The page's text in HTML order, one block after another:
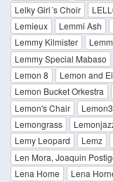
Lelky Girl´s Choir
Lemieux
Lemmi Ash
Lemmy Kilmister
Lemmy Special Mabaso
Lemon 8
Lemon and
Lemon Bucket Orkestra
Lemon's Chair
Lemon3
Lemongrass
Lemy Leopard
Lemz
Len Mora, Joaquin
Lena Home
Lena